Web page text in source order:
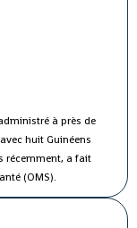
à près de
huit Guinéens
récemment, a fait
(OMS).